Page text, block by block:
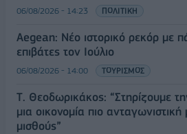
06/08/2026 - 14:23 ΠΟΛΙΤΙΚΗ
Aegean: Νέο ιστορικό ρεκόρ με
επιβάτες τον Ιούλιο
06/08/2026 - 14:00 ΤΟΥΡΙΣΜΟΣ
Τ. Θεοδωρικάκος: “Στηρίζουμε
μια οικονομία πιο
μισθούς”